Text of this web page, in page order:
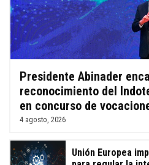
Presidente Abinader
reconocimiento del
en concurso de
4 agosto, 2026
Unión Europea